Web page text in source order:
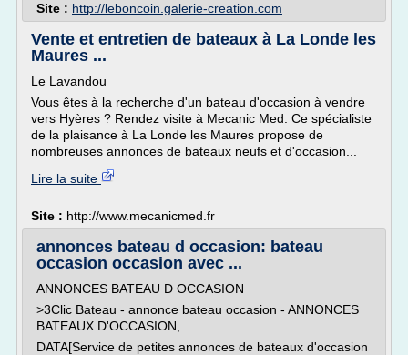
Site : http://leboncoin.galerie-creation.com
Vente et entretien de bateaux à La Londe les
Maures ...
Le Lavandou
Vous êtes à la recherche d'un bateau d'occasion à vendre
vers Hyères ? Rendez visite à Mecanic Med. Ce spécialiste
de la plaisance à La Londe les Maures propose de
nombreuses annonces de bateaux neufs et d'occasion...
Lire la suite
Site : http://www.mecanicmed.fr
annonces bateau d occasion: bateau
occasion occasion avec ...
ANNONCES BATEAU D OCCASION
>3Clic Bateau - annonce bateau occasion - ANNONCES
BATEAUX D'OCCASION,...
DATA[Service de petites annonces de bateaux d'occasion